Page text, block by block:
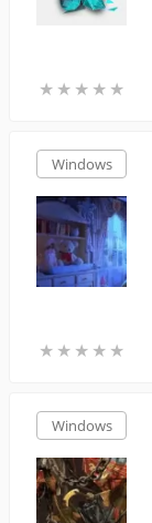
★ ★ ★ ★ ★
★ ★ ★ ★ ★
Windows
★ ★ ★ ★ ★
★ ★ ★ ★ ★
Windows